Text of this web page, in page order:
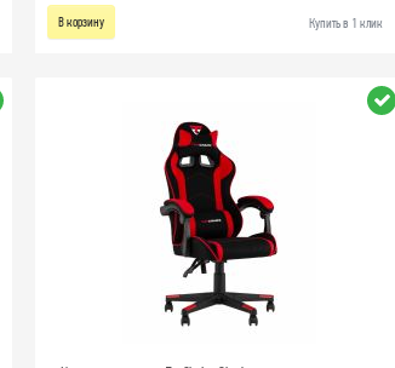
В корзину Купить в 1 клик